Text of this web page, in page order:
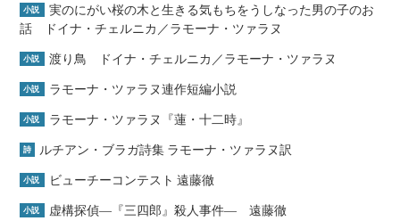
小説
実のにがい桜の木と生きる気もちをうしなった男の子のお
話 ドイナ・チェルニカ／ラモーナ・ツァラヌ
小説 渡り鳥 ドイナ・チェルニカ／ラモーナ・ツァラヌ
小説 ラモーナ・ツァラヌ連作短編小説
小説 ラモーナ・ツァラヌ『蓮・十二時』
詩 ルチアン・ブラガ詩集 ラモーナ・ツァラヌ訳
小説 ビューチーコンテスト 遠藤徹
小説 虚構探偵―『三四郎』殺人事件― 遠藤徹